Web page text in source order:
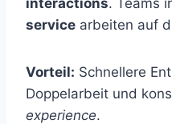
service arbeiten auf
Vorteil: Schnellere
Doppelarbeit und
experience.